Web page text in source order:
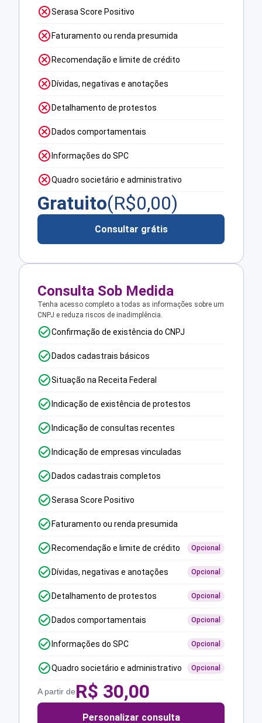
Serasa Score Positivo
Faturamento ou renda presumida
Recomendação e limite de crédito
Dívidas, negativas e anotações
Detalhamento de protestos
Dados comportamentais
Informações do SPC
Quadro societário e administrativo
Gratuito(R$0,00)
Consultar grátis
Consulta Sob Medida
Tenha acesso completo a todas as informações sobre um
CNPJ e reduza riscos de inadimplência.
Confirmação de existência do CNPJ
Dados cadastrais básicos
Situação na Receita Federal
Indicação de existência de protestos
Indicação de consultas recentes
Indicação de empresas vinculadas
Dados cadastrais completos
Serasa Score Positivo
Faturamento ou renda presumida
Recomendação e limite de crédito Opcional
Dívidas, negativas e anotações Opcional
Detalhamento de protestos Opcional
Dados comportamentais Opcional
Informações do SPC Opcional
Quadro societário e administrativo Opcional
A partir deR$ 30,00
Personalizar consulta